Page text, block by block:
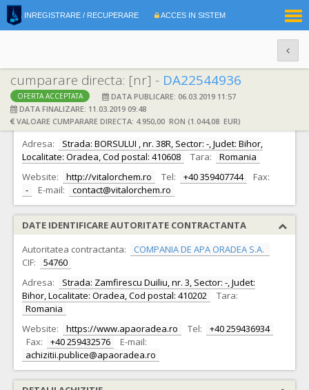
INREGISTRARE / RECUPERARE ACCES IN SISTEM
cumparare directa: [nr] - DA22544936
OFERTA ACCEPTATA
DATA PUBLICARE: 06.03.2019 11:57
DATA FINALIZARE: 11.03.2019 09:48
VALOARE CUMPARARE DIRECTA: 4.950,00 RON (1.044,08 EUR)
DATE IDENTIFICARE OFERTANT
Ofertant: S.C. VITALOR CHEM S.R.L. CIF: 5707208
Adresa:
Strada: BORSULUI , nr. 38R, Sector: -, Judet: Bihor,
Localitate: Oradea, Cod postal: 410608
Tara:
Romania
Website:
http://vitalorchem.ro Tel: +40 359407744
Fax:
-
E-mail: contact@vitalorchem.ro
DATE IDENTIFICARE AUTORITATE CONTRACTANTA
Autoritatea contractanta:
COMPANIA DE APA ORADEA S.A.
CIF:
54760
Adresa:
Strada: Zamfirescu Duiliu, nr. 3, Sector: -, Judet:
Bihor, Localitate: Oradea, Cod postal: 410202
Tara:
Romania
Website:
https://www.apaoradea.ro Tel:
+40 259436934
Fax:
+40 259432576
E-mail:
achizitii.publice@apaoradea.ro